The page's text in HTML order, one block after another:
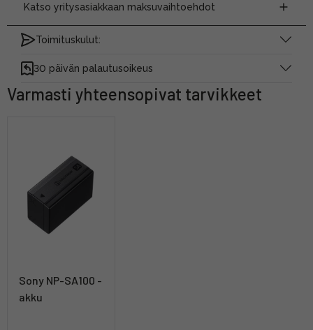
Katso yritysasiakkaan maksuvaihtoehdot
Toimituskulut:
30 päivän palautusoikeus
Varmasti yhteensopivat tarvikkeet
Sony NP-SA100 -
akku